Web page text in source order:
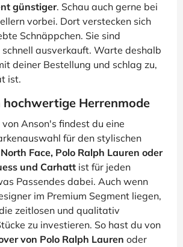
günstiger. Schau auch gerne bei
vorbei. Dort verstecken sich
Schnäppchen. Sie sind
ausverkauft. Warte deshalb
deiner Bestellung und schlag zu,
ist.
hochwertige Herrenmode
Anson's findest du eine
für den stylischen
Face, Polo Ralph Lauren oder
und Carhatt ist für jeden
Passendes dabei. Auch wenn
im Premium Segment liegen,
zeitlosen und qualitativ
zu investieren. So hast du von
von Polo Ralph Lauren oder